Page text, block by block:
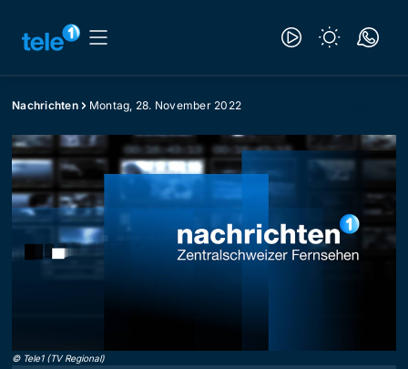
Nachrichten Montag, 28. November 2022
© Tele1 (TV Regional)